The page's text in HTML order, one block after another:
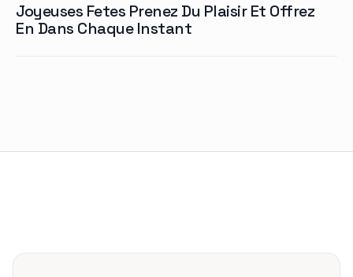
Joyeuses Fetes Prenez Du Plaisir Et Offrez
En Dans Chaque Instant